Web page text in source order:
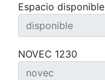
Espacio disponible
NOVEC 1230